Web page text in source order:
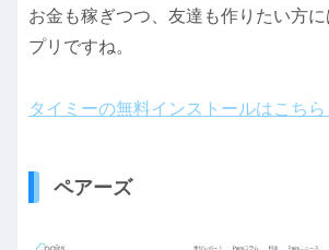
お金も稼ぎつつ、友達も作りたい方
プリですね。
タイミーの無料インストールはこちら
ペアーズ